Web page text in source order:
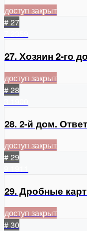
доступ закрыт
# 27
27. Хозяин 2-го
доступ закрыт
# 28
28. 2-й дом.
доступ закрыт
# 29
29. Дробные
доступ закрыт
# 30